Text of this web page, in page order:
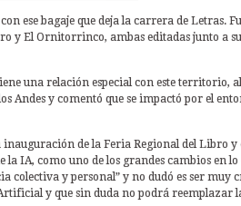
ese bagaje que deja la carrera de Letras.
y El Ornitorrinco, ambas editadas junto a
una relación especial con este territorio,
Andes y comentó que se impactó por el
de la Feria Regional del Libro y
IA, como uno de los grandes cambios en
colectiva y personal” y no dudó es ser muy
y que sin duda no podrá reemplazar